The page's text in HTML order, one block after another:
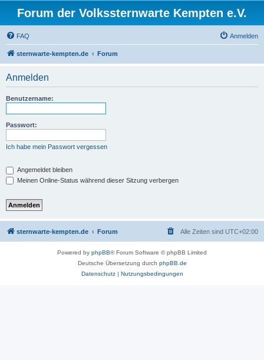
Forum der Volkssternwarte Kempten e.V.
FAQ Anmelden
sternwarte-kempten.de Forum
Anmelden
Benutzername:
Passwort:
Ich habe mein Passwort vergessen
Angemeldet bleiben
Meinen Online-Status während dieser Sitzung verbergen
sternwarte-kempten.de Forum Alle Zeiten sind UTC+02:00
Powered by phpBB® Forum Software © phpBB Limited
Deutsche Übersetzung durch phpBB.de
Datenschutz| Nutzungsbedingungen